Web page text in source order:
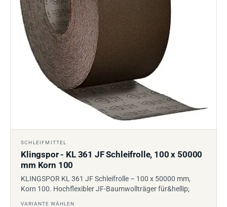
SCHLEIFMITTEL
Klingspor - KL 361 JF Schleifrolle, 100 x 50000
mm Korn 100
KLINGSPOR KL 361 JF Schleifrolle – 100 x 50000 mm,
Korn 100. Hochflexibler JF-Baumwollträger für&hellip;
VARIANTE WÄHLEN